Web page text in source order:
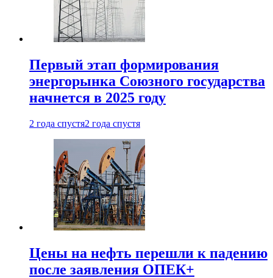
Первый этап формирования
энергорынка Союзного государства
начнется в 2025 году
2 года спустя2 года спустя
Цены на нефть перешли к падению
после заявления ОПЕК+